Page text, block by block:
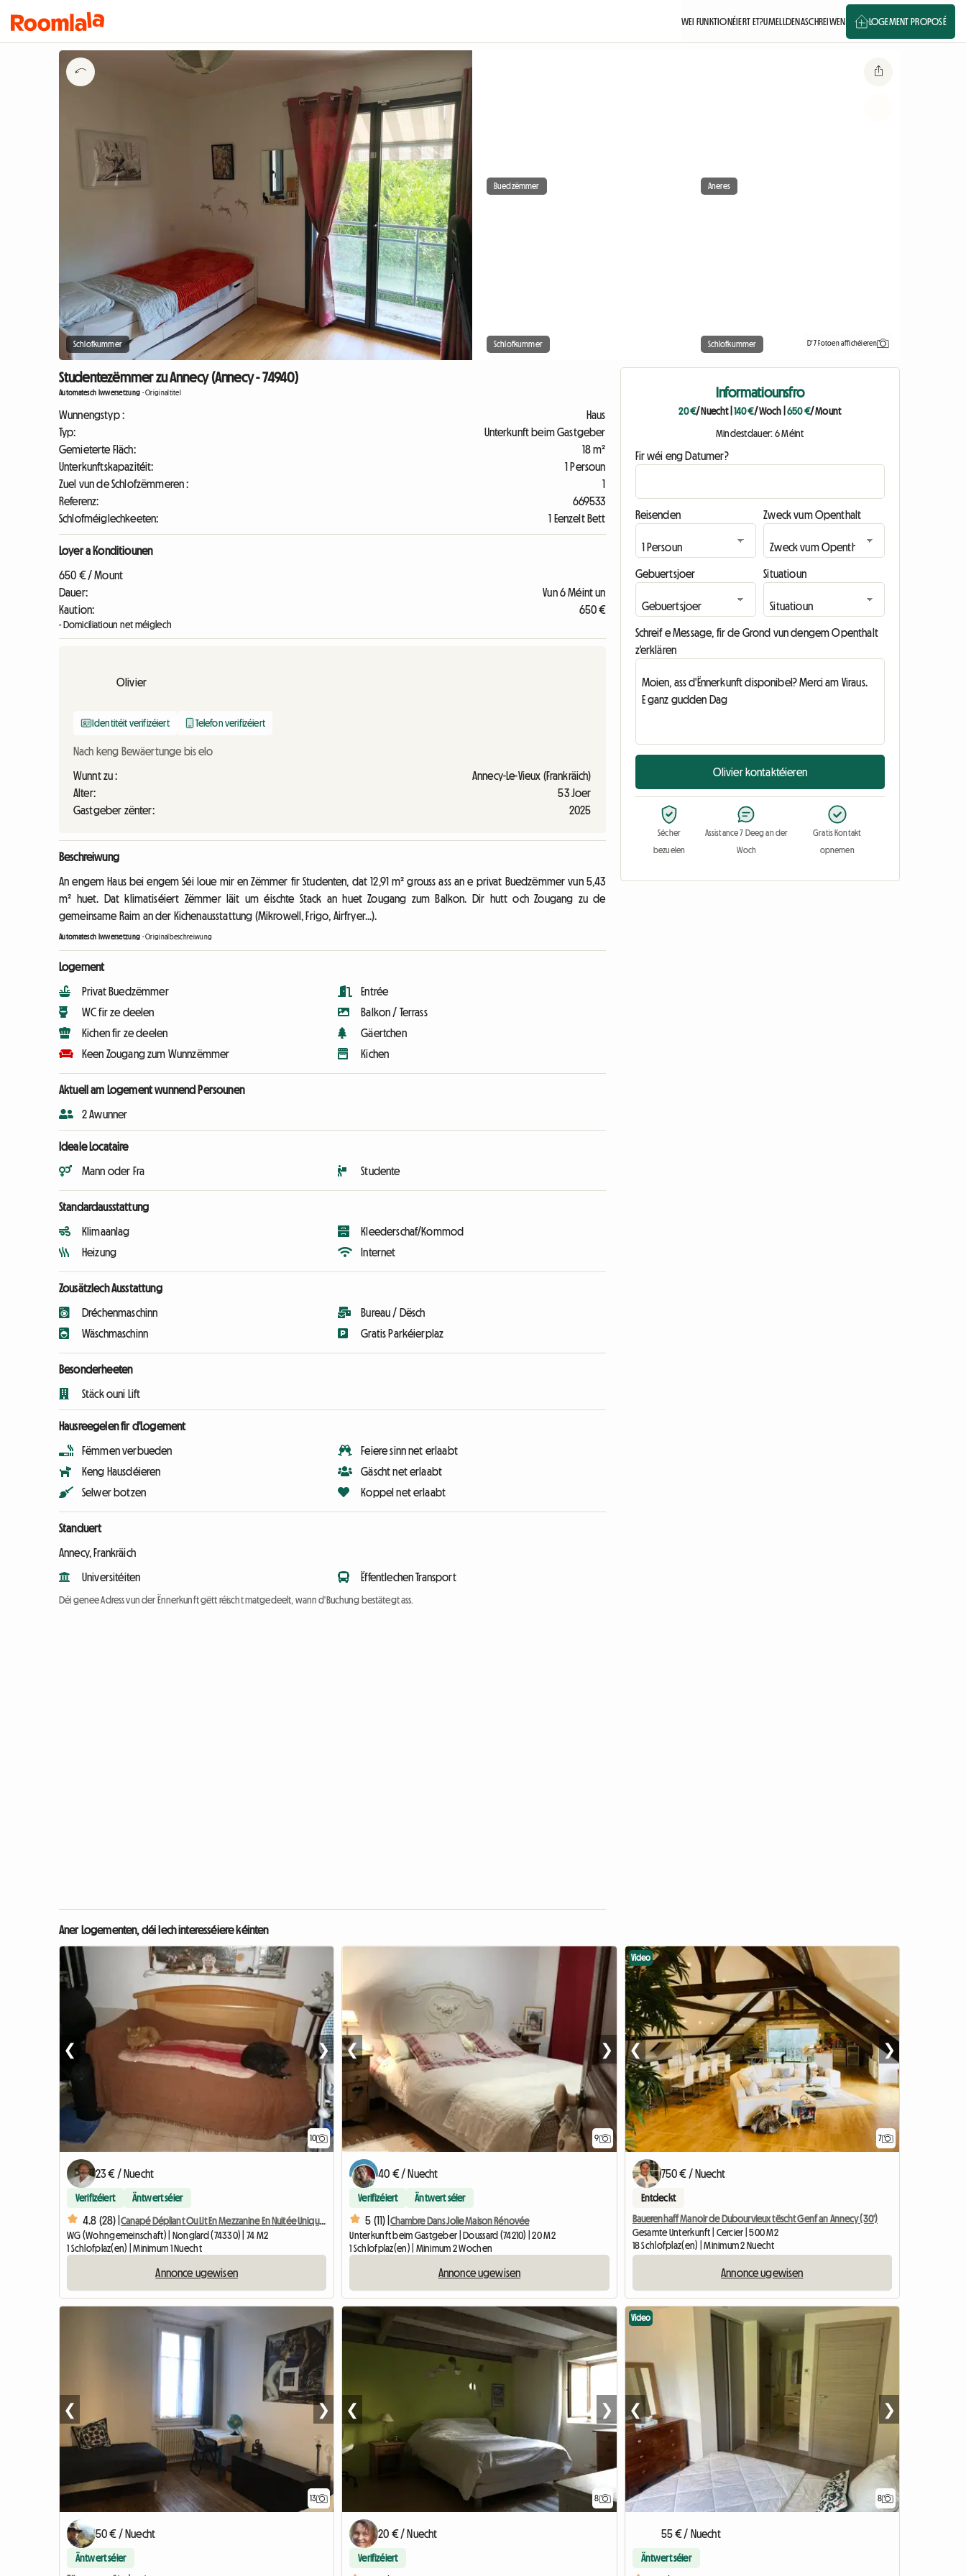
WEI FUNKTIONÉIERT ET?UMELLDENASCHREIWEN LOGEMENT PROPOSÉ
Schlofkummer
Buedzëmmer Aneres
Schlofkummer Schlofkummer D'7 Fotoen affichéieren
Studentezëmmer zu Annecy (Annecy - 74940)
Automatesch Iwwersetzung -Originaltitel
Wunnengstyp :
Haus
Typ:
Unterkunft beim Gastgeber
Gemieterte Fläch:
18 m²
Unterkunftskapazitéit:
1 Persoun
Zuel vun de Schlofzëmmeren :
1
Referenz:
669533
Schlofméiglechkeeten:
1 Eenzelt Bett
Loyer a Konditiounen
650 € / Mount
Dauer:
Vun 6 Méint un
Kaution:
650 €
- Domiciliatioun net méiglech
Olivier
Identitéit verifizéiert Telefon verifizéiert
Nach keng Bewäertunge bis elo
Wunnt zu :
Annecy-Le-Vieux (Frankräich)
Alter:
53 Joer
Gastgeber zënter:
2025
Beschreiwung
An engem Haus bei engem Séi loue mir en Zëmmer fir Studenten, dat 12,91 m² grouss ass an e privat Buedzëmmer vun 5,43
m² huet. Dat klimatiséiert Zëmmer läit um éischte Stack an huet Zougang zum Balkon. Dir hutt och Zougang zu de
gemeinsame Raim an der Kichenausstattung (Mikrowell, Frigo, Airfryer...).
Automatesch Iwwersetzung -Originalbeschreiwung
Logement
Privat Buedzëmmer
WC fir ze deelen
Kichen fir ze deelen
Keen Zougang zum Wunnzëmmer
Entrée
Balkon / Terrass
Gäertchen
Kichen
Aktuell am Logement wunnend Persounen
2 Awunner
Ideale Locataire
Mann oder Fra Studente
Standardausstattung
Klimaanlag
Heizung
Kleederschaf/Kommod
Internet
Zousätzlech Ausstattung
Dréchenmaschinn
Wäschmaschinn
Bureau / Dësch
Gratis Parkéierplaz
Besonderheeten
Stäck ouni Lift
Hausreegelen fir d'Logement
Fëmmen verbueden
Keng Hausdéieren
Selwer botzen
Feiere sinn net erlaabt
Gäscht net erlaabt
Koppel net erlaabt
Standuert
Annecy, Frankräich
Universitéiten Ëffentlechen Transport
Déi genee Adress vun der Ënnerkunft gëtt réischt matgedeelt, wann d'Buchung bestätegt ass.
Informatiounsfro
20 €/ Nuecht| 140 €/ Woch |650 €/ Mount
Mindestdauer: 6 Méint
Fir wéi eng Datumer?
Reisenden Zweck vum Openthalt
Gebuertsjoer Situatioun
Schreif e Message, fir de Grond vun dengem Openthalt
z'erklären
Olivier kontaktéieren
Sécher
bezuelen
Assistance 7 Deeg an der
Woch
Gratis Kontakt
opnemen
Aner Logementen, déi Iech interesséiere kéinten
10
❮ ❯
23 € / Nuecht
Verifizéiert Äntwert séier
4.8 (28) |
Canapé Dépliant Ou Lit En Mezzanine En Nuitée Uniquement
WG (Wohngemeinschaft) | Nonglard (74330) | 74 M2
1 Schlofplaz(en) | Minimum 1 Nuecht
Annonce ugewisen
9
❮ ❯
40 € / Nuecht
Verifizéiert Äntwert séier
5 (11) | Chambre Dans Jolie Maison Rénovée
Unterkunft beim Gastgeber | Doussard (74210) | 20 M2
1 Schlofplaz(en) | Minimum 2 Wochen
Annonce ugewisen
7
Video
❮ ❯
750 € / Nuecht
Entdeckt
Bauerenhaff Manoir de Dubourvieux tëscht Genf an Annecy (30')
Gesamte Unterkunft | Cercier | 500 M2
18 Schlofplaz(en) | Minimum 2 Nuecht
Annonce ugewisen
13
❮ ❯
50 € / Nuecht
Äntwert séier
8
❮ ❯
20 € / Nuecht
Verifizéiert
8
Video
❮ ❯
55 € / Nuecht
Äntwert séier